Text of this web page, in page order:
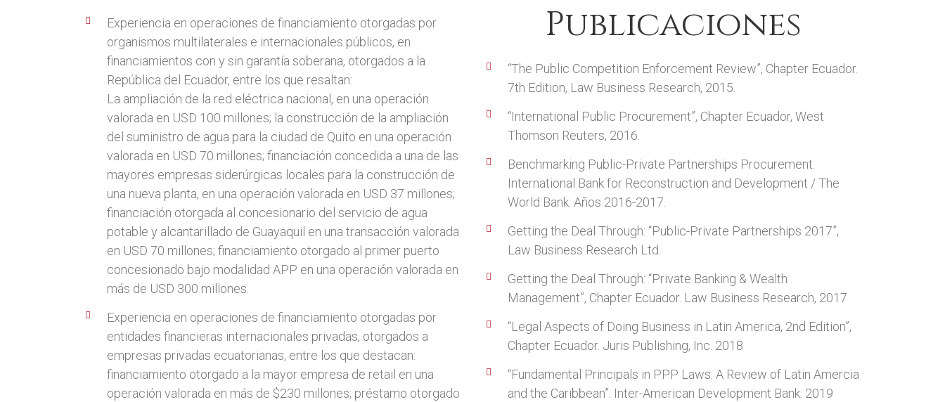
Experiencia en operaciones de financiamiento otorgadas por
organismos multilaterales e internacionales públicos, en
financiamientos con y sin garantía soberana, otorgados a la
República del Ecuador, entre los que resaltan:
La ampliación de la red eléctrica nacional, en una operación
valorada en USD 100 millones; la construcción de la ampliación
del suministro de agua para la ciudad de Quito en una operación
valorada en USD 70 millones; financiación concedida a una de las
mayores empresas siderúrgicas locales para la construcción de
una nueva planta, en una operación valorada en USD 37 millones;
financiación otorgada al concesionario del servicio de agua
potable y alcantarillado de Guayaquil en una transacción valorada
en USD 70 millones; financiamiento otorgado al primer puerto
concesionado bajo modalidad APP en una operación valorada en
más de USD 300 millones.
Experiencia en operaciones de financiamiento otorgadas por
entidades financieras internacionales privadas, otorgados a
empresas privadas ecuatorianas, entre los que destacan:
financiamiento otorgado a la mayor empresa de retail en una
operación valorada en más de $230 millones; préstamo otorgado
Publicaciones
“The Public Competition Enforcement Review”, Chapter Ecuador.
7th Edition, Law Business Research, 2015.
“International Public Procurement”, Chapter Ecuador, West
Thomson Reuters, 2016.
Benchmarking Public-Private Partnerships Procurement.
International Bank for Reconstruction and Development / The
World Bank. Años 2016-2017.
Getting the Deal Through: “Public-Private Partnerships 2017”,
Law Business Research Ltd.
Getting the Deal Through: “Private Banking & Wealth
Management”, Chapter Ecuador. Law Business Research, 2017
“Legal Aspects of Doing Business in Latin America, 2nd Edition”,
Chapter Ecuador. Juris Publishing, Inc. 2018
“Fundamental Principals in PPP Laws: A Review of Latin Amercia
and the Caribbean”. Inter-American Development Bank. 2019